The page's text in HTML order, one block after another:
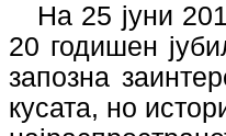
На 25 јуни
20 годишен
запозна
кусата, но